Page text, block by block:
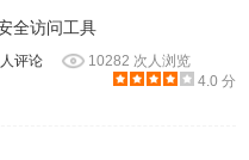
全访问工具
评论
10282 次人浏览
4.0 分